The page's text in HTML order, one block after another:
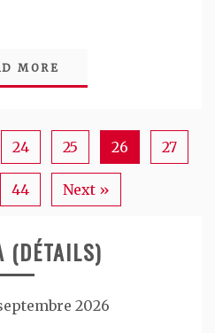
MORE
24 25 26 27
44 Next »
(DÉTAILS)
2026